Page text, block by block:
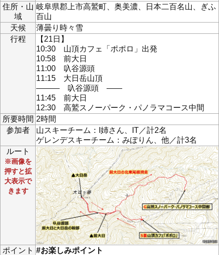
住所・山
域
岐阜県郡上市高鷲町、奥美濃、日本二百名山、ぎふ
百山
天候
薄曇り時々雪
行程
【21日】
10:30 山頂カフェ「ポポロ」出発
10:58 前大日
11:00 叺谷源頭
11:15 大日岳山頂
――― 叺谷源頭 ――
11:45 前大日
12:30 高鷲スノーパーク・パノラマコース中間
所要時間 2時間
参加者
山スキーチーム：I姉さん、IT／計2名
ゲレンデスキーチーム：みぽりん、他／計3名
ルート
※画像を
押すと拡
大表示で
きます
ポイント #お楽しみポイント